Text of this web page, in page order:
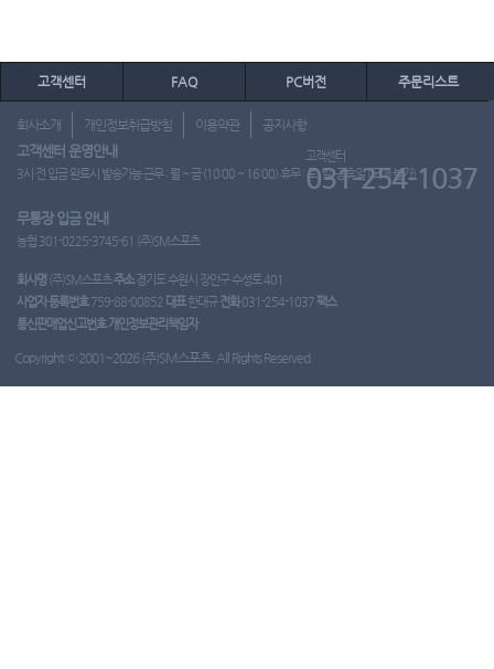
고객센터 FAQ PC버전 주문리스트
회사소개 개인정보취급방침 이용약관 공지사항
고객센터 운영안내
3시 전 입금 완료시 발송가능 근무 : 월 ~ 금 (10:00 ~ 16:00) 휴무 : 토, 일, 공휴일 (도매 불가)
고객센터
031-254-1037
무통장 입금 안내
농협 301-0225-3745-61 (주)SM스포츠
회사명 (주)SM스포츠주소경기도 수원시 장안구 수성로 401
사업자 등록번호759-88-00852 대표한대규 전화031-254-1037팩스
통신판매업신고번호 개인정보관리책임자
Copyright ⓒ 2001~2026 (주)SM스포츠. All Rights Reserved.